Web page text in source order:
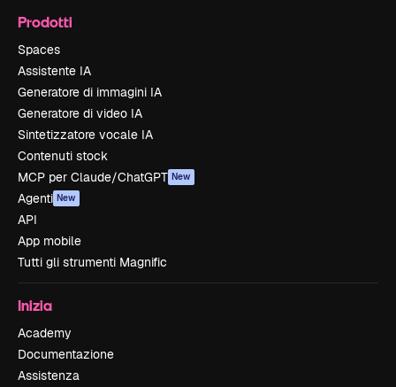
Prodotti
Spaces
Assistente IA
Generatore di immagini IA
Generatore di video IA
Sintetizzatore vocale IA
Contenuti stock
MCP per Claude/ChatGPT New
Agenti New
API
App mobile
Tutti gli strumenti Magnific
Inizia
Academy
Documentazione
Assistenza